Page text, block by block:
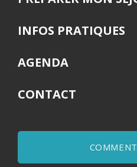
INFOS PRATIQUES
AGENDA
CONTACT